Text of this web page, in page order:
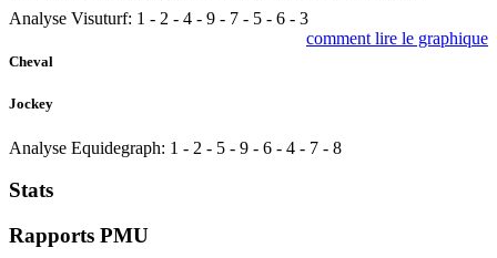
Analyse Visuturf: 1 - 2 - 4 - 9 - 7 - 5 - 6 - 3
comment lire le graphique
Cheval
Jockey
Analyse Equidegraph: 1 - 2 - 5 - 9 - 6 - 4 - 7 - 8
Stats
Rapports PMU